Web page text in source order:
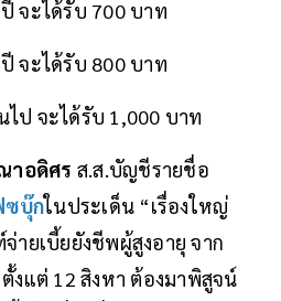
จะได้รับ 700 บาท
จะได้รับ 800 บาท
ไป จะได้รับ 1,000 บาท
าอดิศร ส.ส.บัญชีรายชื่อ
ซบุ๊กในประเด็น “เรื่องใหญ่
ายเบี้ยยังชีพผู้สูงอายุ จาก
งแต่ 12 สิงหา ต้องมาพิสูจน์